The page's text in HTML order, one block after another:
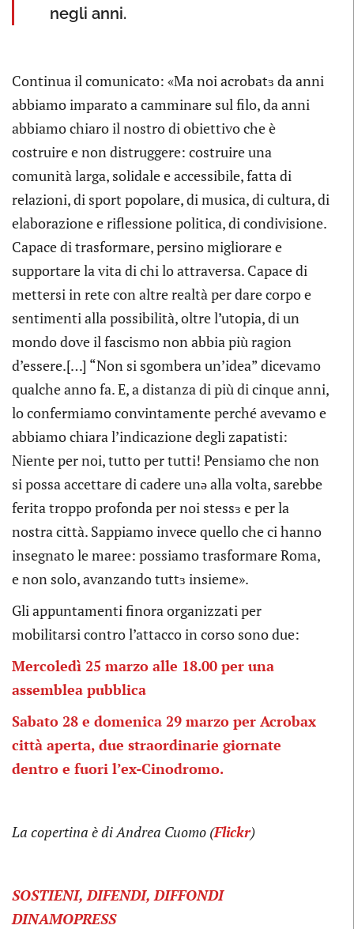
negli anni.
Continua il comunicato: «Ma noi acrobatɜ da anni
abbiamo imparato a camminare sul filo, da anni
abbiamo chiaro il nostro di obiettivo che è
costruire e non distruggere: costruire una
comunità larga, solidale e accessibile, fatta di
relazioni, di sport popolare, di musica, di cultura, di
elaborazione e riflessione politica, di condivisione.
Capace di trasformare, persino migliorare e
supportare la vita di chi lo attraversa. Capace di
mettersi in rete con altre realtà per dare corpo e
sentimenti alla possibilità, oltre l’utopia, di un
mondo dove il fascismo non abbia più ragion
d’essere.[…] “Non si sgombera un’idea” dicevamo
qualche anno fa. E, a distanza di più di cinque anni,
lo confermiamo convintamente perché avevamo e
abbiamo chiara l’indicazione degli zapatisti:
Niente per noi, tutto per tutti! Pensiamo che non
si possa accettare di cadere unə alla volta, sarebbe
ferita troppo profonda per noi stessɜ e per la
nostra città. Sappiamo invece quello che ci hanno
insegnato le maree: possiamo trasformare Roma,
e non solo, avanzando tuttɜ insieme».
Gli appuntamenti finora organizzati per
mobilitarsi contro l’attacco in corso sono due:
Mercoledì 25 marzo alle 18.00 per una
assemblea pubblica
Sabato 28 e domenica 29 marzo per Acrobax
città aperta, due straordinarie giornate
dentro e fuori l’ex-Cinodromo.
La copertina èdi Andrea Cuomo (Flickr)
SOSTIENI, DIFENDI, DIFFONDI
DINAMOPRESS